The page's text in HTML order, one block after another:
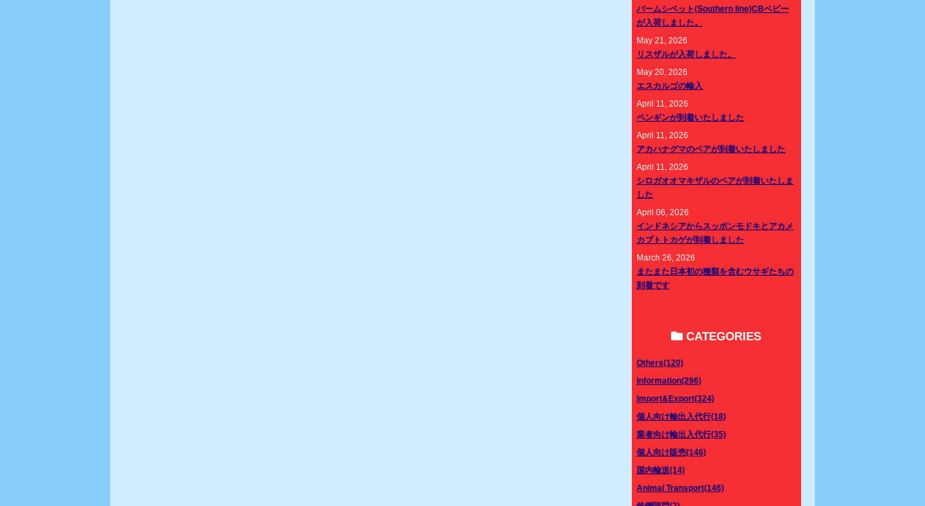
パームシベット(Southern line)CBベビー
が入荷しました。
May 21, 2026
リスザルが入荷しました。
May 20, 2026
エスカルゴの輸入
April 11, 2026
ペンギンが到着いたしました
April 11, 2026
アカハナグマのペアが到着いたしました
April 11, 2026
シロガオオマキザルのペアが到着いたしま
した
April 06, 2026
インドネシアからスッポンモドキとアカメ
カブトトカゲが到着しました
March 26, 2026
またまた日本初の種類を含むウサギたちの
到着です
CATEGORIES
Others(120)
Information(296)
Import&Export(324)
個人向け輸出入代行(18)
業者向け輸出入代行(35)
個人向け販売(146)
国内輸送(14)
Animal Transport(146)